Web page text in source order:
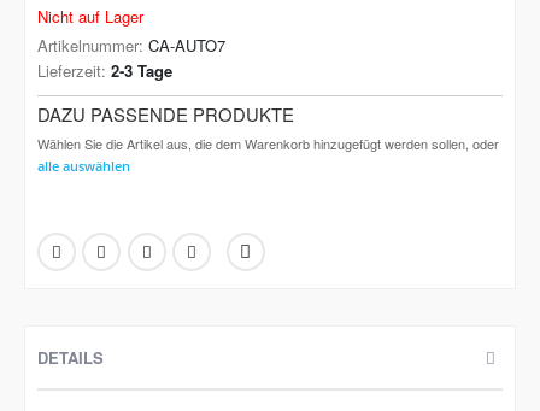
Nicht auf Lager
Artikelnummer CA-AUTO7
Lieferzeit 2-3 Tage
DAZU PASSENDE PRODUKTE
Wählen Sie die Artikel aus, die dem Warenkorb hinzugefügt werden sollen, oder
alle auswählen
DETAILS